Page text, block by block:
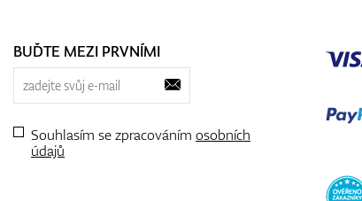
BUĎTE MEZI PRVNÍMI
Souhlasím se zpracováním osobních
údajů